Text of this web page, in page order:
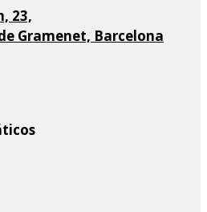
23,
Gramenet, Barcelona